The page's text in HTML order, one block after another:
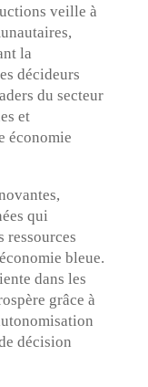
veille à
la
décideurs
du secteur
et
économie
qui
ressources
bleue.
dans les
grâce à
décision